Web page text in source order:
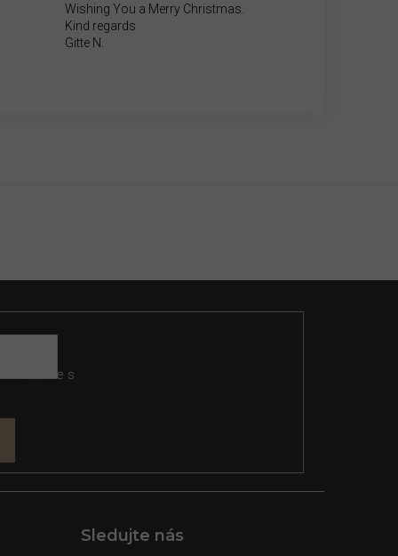
Wishing You a Merry Christmas.
Kind regards
Gitte N.
s
Sledujte nás